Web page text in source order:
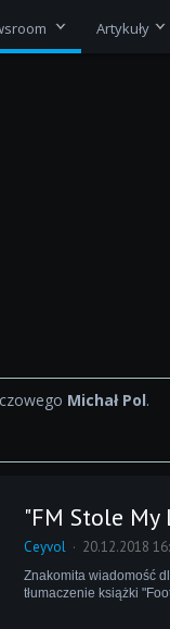
Artykuły
Michał Pol.
"FM Stole
Ceyvol 20.12.2018
Znakomita wiadomość
tłumaczenie książki